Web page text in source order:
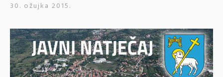
30. ožujka 2015.